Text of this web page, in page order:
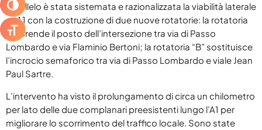
ATTIVA/DISATTIVA ALTO CONTRASTO
ATTIVA/DISATTIVA DIMENSIONE TESTO
Musica
News
Premi
Primo Piano
Roma
Sanremo
parallelo è stata sistemata e razionalizzata la viabilità laterale
all’A1 con la costruzione di due nuove rotatorie: la rotatoria
“A” prende il posto dell’intersezione tra via di Passo
Lombardo e via Flaminio Bertoni; la rotatoria “B” sostituisce
l’incrocio semaforico tra via di Passo Lombardo e viale Jean
Paul Sartre.
L’intervento ha visto il prolungamento di circa un chilometro
per lato delle due complanari preesistenti lungo l’A1 per
migliorare lo scorrimento del traffico locale. Sono state